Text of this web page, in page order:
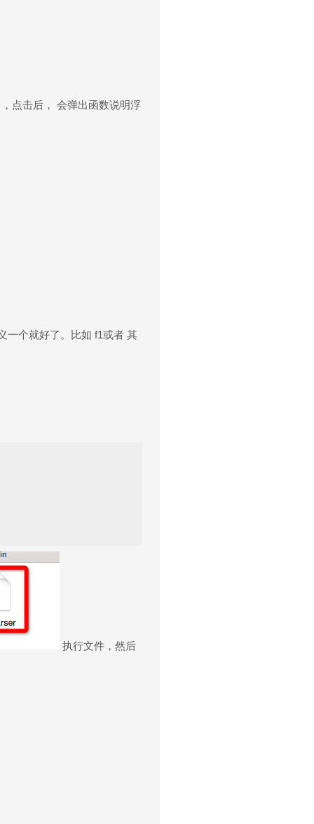
点击后， 会弹出函数说明浮
一个就好了。比如 f1或者 其
执行文件，然后